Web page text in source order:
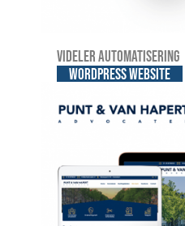
Videler automatisering
WordPress website